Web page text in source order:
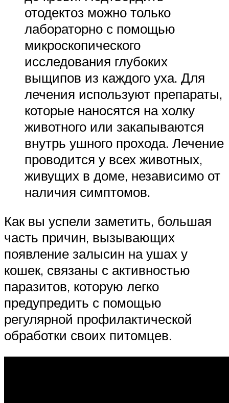
отодектоз можно только
лабораторно с помощью
микроскопического
исследования глубоких
выщипов из каждого уха. Для
лечения используют препараты,
которые наносятся на холку
животного или закапываются
внутрь ушного прохода. Лечение
проводится у всех животных,
живущих в доме, независимо от
наличия симптомов.
Как вы успели заметить, большая
часть причин, вызывающих
появление залысин на ушах у
кошек, связаны с активностью
паразитов, которую легко
предупредить с помощью
регулярной профилактической
обработки своих питомцев.